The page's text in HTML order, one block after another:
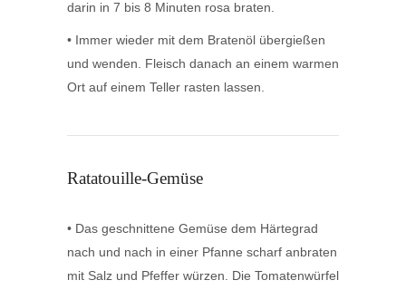
darin in 7 bis 8 Minuten rosa braten.
• Immer wieder mit dem Bratenöl übergießen
und wenden. Fleisch danach an einem warmen
Ort auf einem Teller rasten lassen.
Ratatouille-Gemüse
• Das geschnittene Gemüse dem Härtegrad
nach und nach in einer Pfanne scharf anbraten
mit Salz und Pfeffer würzen. Die Tomatenwürfel